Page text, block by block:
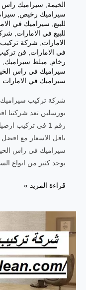
الخيمة, سيراميك راس
سيراميك رخيص,
للبيع, سيراميك في
للبيع في الامارات,
الامارات, شركة
في الامارات, فن
رخام, مبلط سيراميك,
سيراميك في راس
سيراميك في الامارات
بورسلين تعد
رقم 1 في تركيب
باقل الاسعار مع
سيراميك في راس
يوجد كثير من انواع
شركة
سيراميك
في
راس
الخيمة
فني
بورسلين
قراءة المزيد »